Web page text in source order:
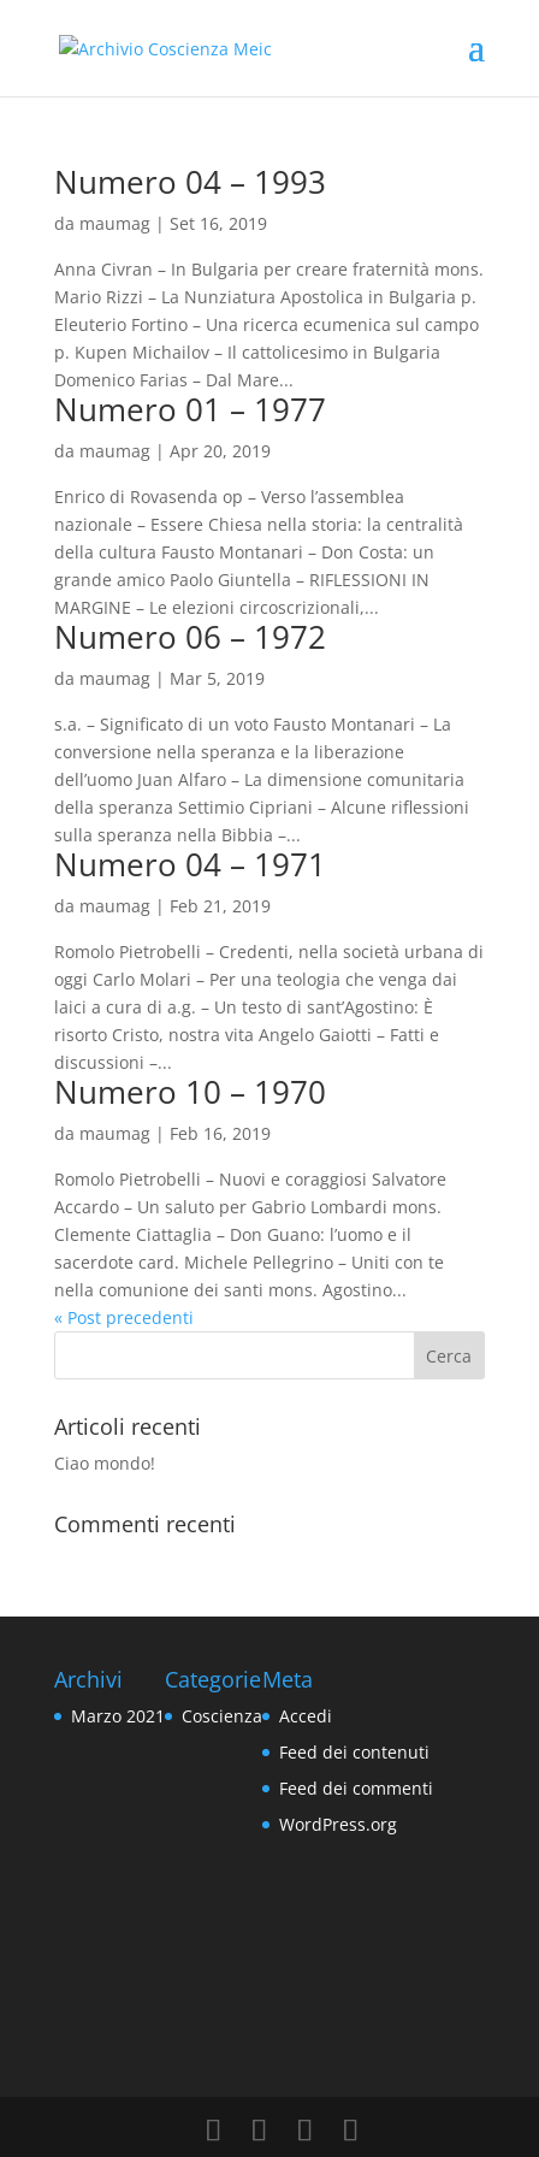
Numero 04 – 1993
da maumag| Set 16, 2019
Anna Civran – In Bulgaria per creare fraternità mons.
Mario Rizzi – La Nunziatura Apostolica in Bulgaria p.
Eleuterio Fortino – Una ricerca ecumenica sul campo
p. Kupen Michailov – Il cattolicesimo in Bulgaria
Domenico Farias – Dal Mare...
Numero 01 – 1977
da maumag| Apr 20, 2019
Enrico di Rovasenda op – Verso l’assemblea
nazionale – Essere Chiesa nella storia: la centralità
della cultura Fausto Montanari – Don Costa: un
grande amico Paolo Giuntella – RIFLESSIONI IN
MARGINE – Le elezioni circoscrizionali,...
Numero 06 – 1972
da maumag| Mar 5, 2019
s.a. – Significato di un voto Fausto Montanari – La
conversione nella speranza e la liberazione
dell’uomo Juan Alfaro – La dimensione comunitaria
della speranza Settimio Cipriani – Alcune riflessioni
sulla speranza nella Bibbia –...
Numero 04 – 1971
da maumag| Feb 21, 2019
Romolo Pietrobelli – Credenti, nella società urbana di
oggi Carlo Molari – Per una teologia che venga dai
laici a cura di a.g. – Un testo di sant’Agostino: È
risorto Cristo, nostra vita Angelo Gaiotti – Fatti e
discussioni –...
Numero 10 – 1970
da maumag| Feb 16, 2019
Romolo Pietrobelli – Nuovi e coraggiosi Salvatore
Accardo – Un saluto per Gabrio Lombardi mons.
Clemente Ciattaglia – Don Guano: l’uomo e il
sacerdote card. Michele Pellegrino – Uniti con te
nella comunione dei santi mons. Agostino...
« Post precedenti
Articoli recenti
Ciao mondo!
Commenti recenti
Archivi
Marzo 2021
Categorie
Coscienza
Meta
Accedi
Feed dei contenuti
Feed dei commenti
WordPress.org